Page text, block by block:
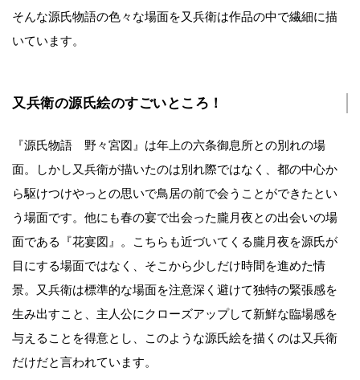
そんな源氏物語の色々な場面を又兵衛は作品の中で繊細に描
いています。
又兵衛の源氏絵のすごいところ！
『源氏物語 野々宮図』は年上の六条御息所との別れの場
面。しかし又兵衛が描いたのは別れ際ではなく、都の中心か
ら駆けつけやっとの思いで鳥居の前で会うことができたとい
う場面です。他にも春の宴で出会った朧月夜との出会いの場
面である『花宴図』。こちらも近づいてくる朧月夜を源氏が
目にする場面ではなく、そこから少しだけ時間を進めた情
景。又兵衛は標準的な場面を注意深く避けて独特の緊張感を
生み出すこと、主人公にクローズアップして新鮮な臨場感を
与えることを得意とし、このような源氏絵を描くのは又兵衛
だけだと言われています。